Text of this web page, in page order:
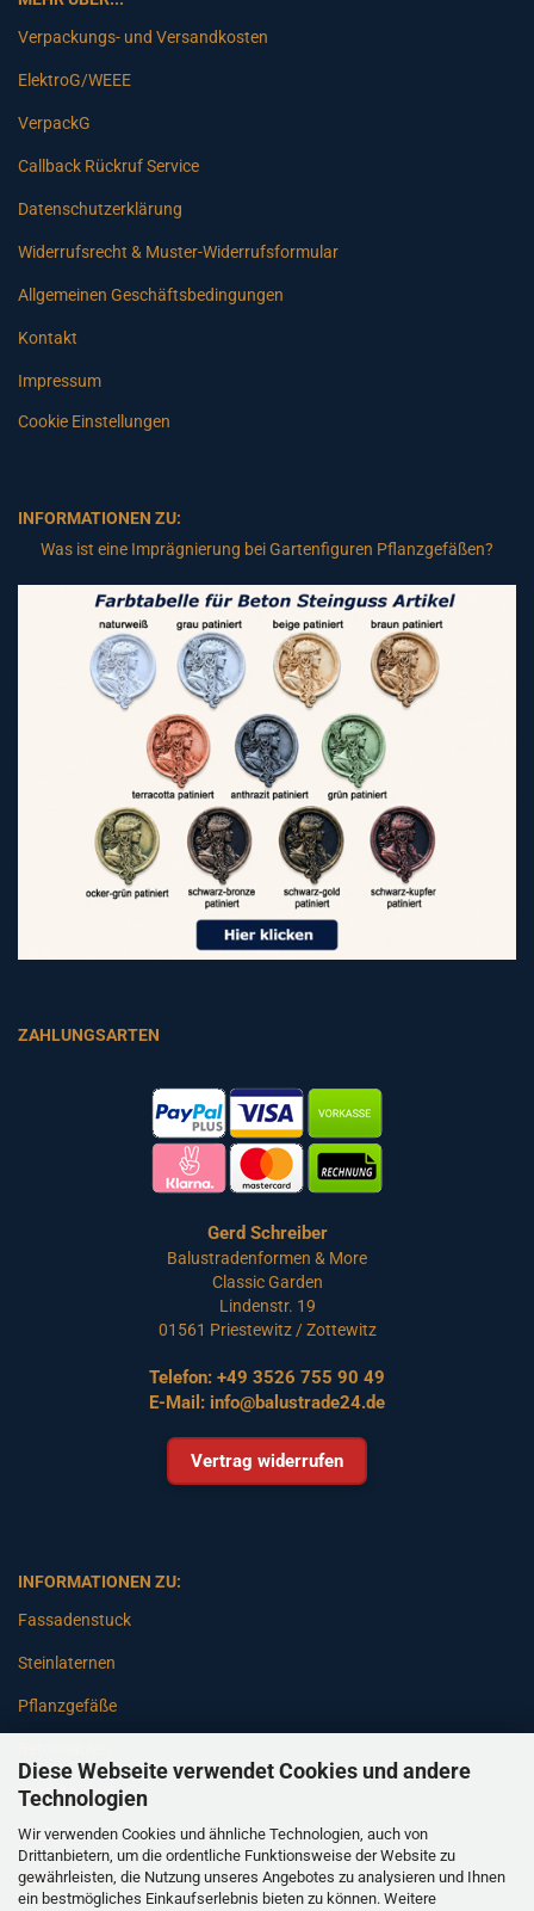
Diese Webseite verwendet Cookies und andere
Technologien
Wir verwenden Cookies und ähnliche Technologien, auch von
Drittanbietern, um die ordentliche Funktionsweise der Website zu
gewährleisten, die Nutzung unseres Angebotes zu analysieren und Ihnen
ein bestmögliches Einkaufserlebnis bieten zu können. Weitere
Verpackungs- und Versandkosten
ElektroG/WEEE
VerpackG
Callback Rückruf Service
Datenschutzerklärung
Widerrufsrecht & Muster-Widerrufsformular
Allgemeinen Geschäftsbedingungen
Kontakt
Impressum
Cookie Einstellungen
INFORMATIONEN ZU:
Was ist eine Imprägnierung bei Gartenfiguren Pflanzgefäßen?
ZAHLUNGSARTEN
Gerd Schreiber
Balustradenformen & More
Classic Garden
Lindenstr. 19
01561 Priestewitz / Zottewitz
Telefon: +49 3526 755 90 49
E-Mail: info@balustrade24.de
Vertrag widerrufen
INFORMATIONEN ZU:
Fassadenstuck
Steinlaternen
Pflanzgefäße
Gartenbänke
Pfeiler
Gartenbrunnen